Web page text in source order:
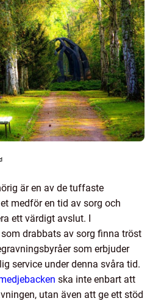
är en av de tuffaste
medför en tid av sorg och
ett värdigt avslut. I
drabbats av sorg finna tröst
som erbjuder
service under denna svåra tid.
ska inte enbart att
utan även att ge ett stöd